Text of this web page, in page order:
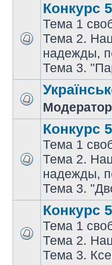
Конкурс
Тема 1
Тема 2.
надежды,
Тема 3.
Конкурс
Тема 1
Тема 2.
надежды,
Тема 3.
Конкурс
Тема 1
Тема 2.
Тема 3.